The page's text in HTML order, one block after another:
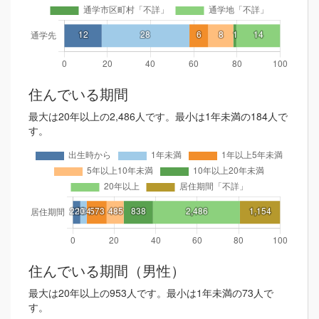
住んでいる期間
最大は20年以上の2,486人です。最小は1年未満の184人で
す。
住んでいる期間（男性）
最大は20年以上の953人です。最小は1年未満の73人で
す。